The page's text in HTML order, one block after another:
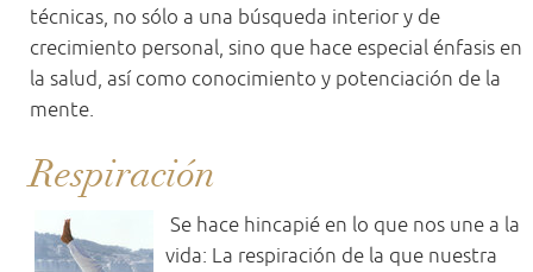
técnicas, no sólo a una búsqueda interior y de
crecimiento personal, sino que hace especial énfasis en
la salud, así como conocimiento y potenciación de la
mente.
Respiración
Se hace hincapié en lo que nos une a la
vida: La respiración de la que nuestra